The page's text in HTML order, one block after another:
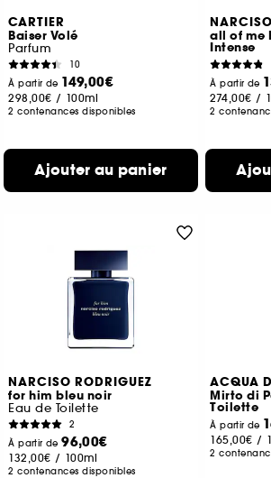
CARTIER
Baiser Volé
Parfum
10
À partir de 149,00€
298,00€ / 100ml
2 contenances disponibles
Ajouter au panier
all of me
Intense
À partir de
274,00€ /
2
NARCISO RODRIGUEZ
for him bleu noir
Eau de Toilette
2
À partir de96,00€
132,00€ / 100ml
2 contenances disponibles
ACQUA
Mirto di
Toilette
À partir de
165,00€ /
2